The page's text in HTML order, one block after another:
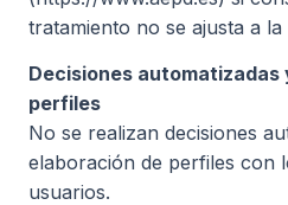
tratamiento no se ajusta a la
Decisiones automatizadas
perfiles
No se realizan decisiones
elaboración de perfiles con
usuarios.